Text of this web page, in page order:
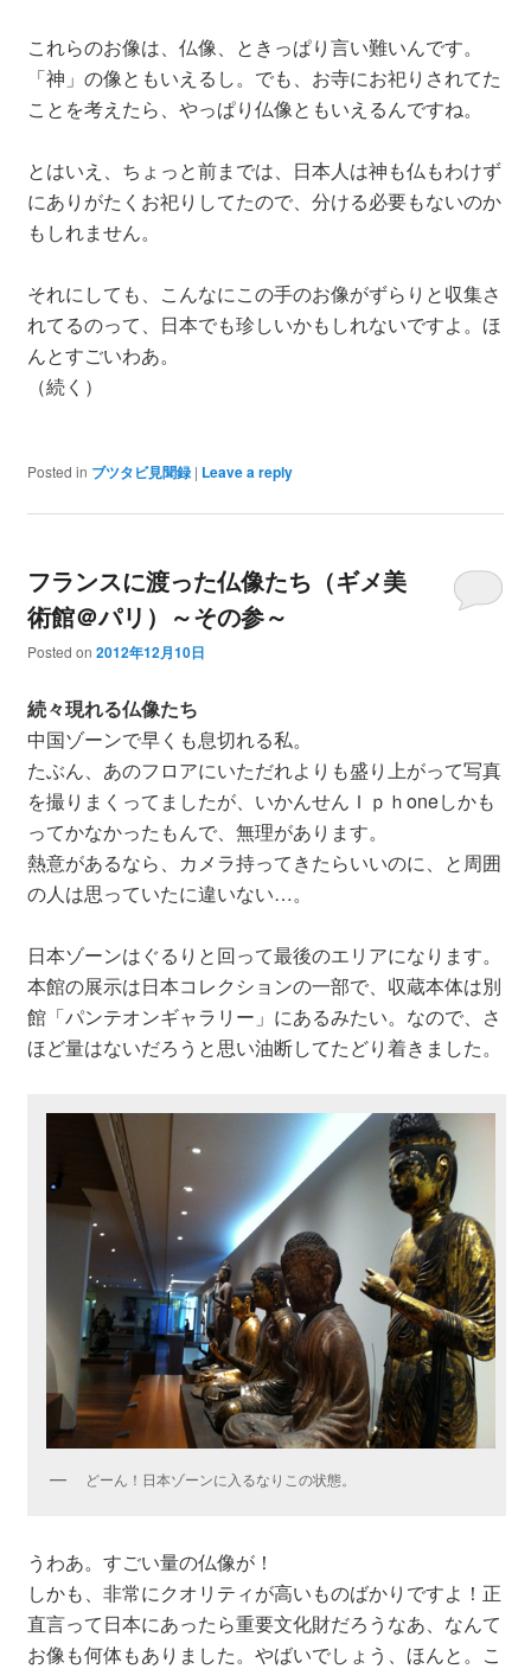
これらのお像は、仏像、ときっぱり言い難いんです。
「神」の像ともいえるし。でも、お寺にお祀りされてた
ことを考えたら、やっぱり仏像ともいえるんですね。
とはいえ、ちょっと前までは、日本人は神も仏もわけず
にありがたくお祀りしてたので、分ける必要もないのか
もしれません。
それにしても、こんなにこの手のお像がずらりと収集さ
れてるのって、日本でも珍しいかもしれないですよ。ほ
んとすごいわあ。
（続く）
Posted in ブツタビ見聞録 | Leave a reply
フランスに渡った仏像たち（ギメ美
術館＠パリ）～その参～
Posted on 2012年12月10日
続々現れる仏像たち
中国ゾーンで早くも息切れる私。
たぶん、あのフロアにいただれよりも盛り上がって写真
を撮りまくってましたが、いかんせんＩｐｈoneしかも
ってかなかったもんで、無理があります。
熱意があるなら、カメラ持ってきたらいいのに、と周囲
の人は思っていたに違いない…。
日本ゾーンはぐるりと回って最後のエリアになります。
本館の展示は日本コレクションの一部で、収蔵本体は別
館「パンテオンギャラリー」にあるみたい。なので、さ
ほど量はないだろうと思い油断してたどり着きました。
どーん！日本ゾーンに入るなりこの状態。
うわあ。すごい量の仏像が！
しかも、非常にクオリティが高いものばかりですよ！正
直言って日本にあったら重要文化財だろうなあ、なんて
お像も何体もありました。やばいでしょう、ほんと。こ